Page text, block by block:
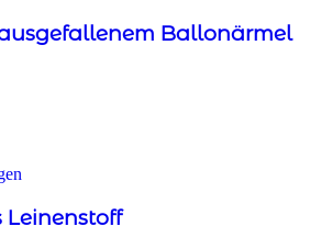
Ballonärmel
Leinenstoff